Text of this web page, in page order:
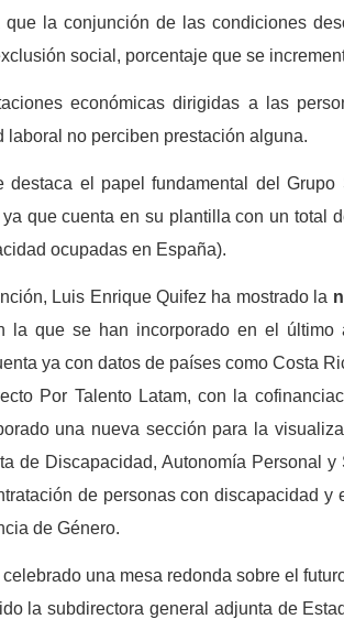
que la conjunción de las condiciones
social, porcentaje que se
económicas dirigidas a las
laboral no perciben prestación alguna.
destaca el papel fundamental del
que cuenta en su plantilla con un total
ocupadas en España).
Luis Enrique Quifez ha mostrado la
la que se han incorporado en el último
ya con datos de países como Costa
Por Talento Latam, con la
una nueva sección para la
de Discapacidad, Autonomía Personal
de personas con discapacidad
de Género.
una mesa redonda sobre el
la subdirectora general adjunta de